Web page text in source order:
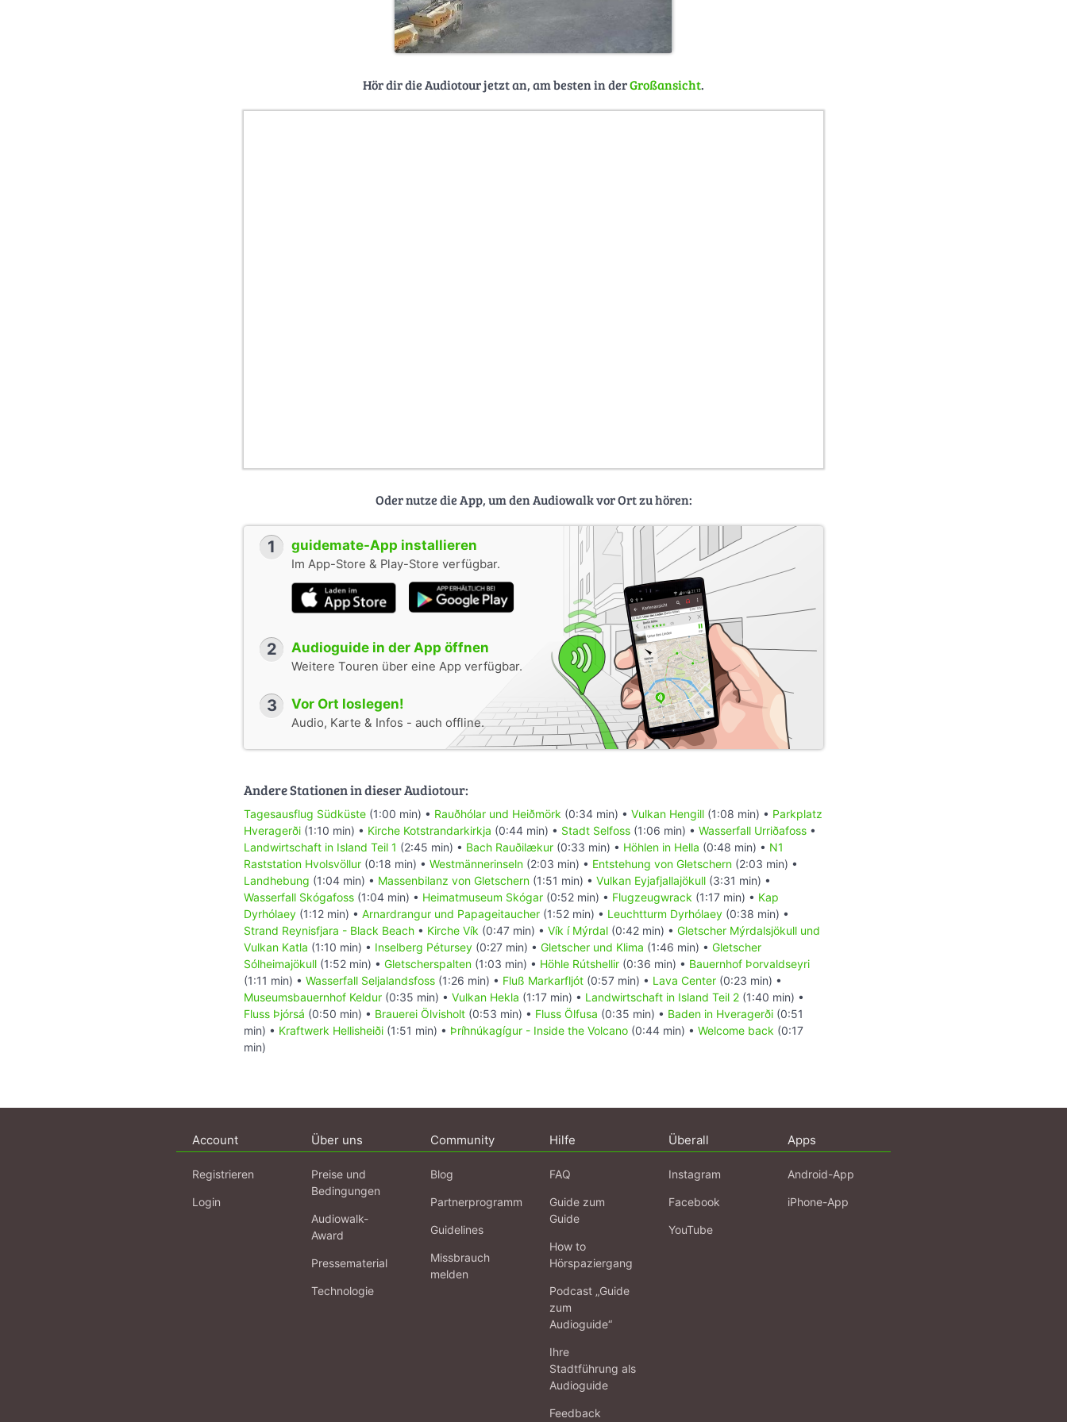
Hör dir die Audiotour jetzt an, am besten in derGroßansicht.
Oder nutze die App, um den Audiowalk vor Ort zu hören:
1 guidemate-App installieren
Im App-Store & Play-Store verfügbar.
2 Audioguide in der App öffnen
Weitere Touren über eine App verfügbar.
3 Vor Ort loslegen!
Audio, Karte & Infos - auch offline.
Andere Stationen in dieser Audiotour:
Tagesausflug Südküste (1:00 min) • Rauðhólar und Heiðmörk (0:34 min) • Vulkan Hengill (1:08 min) • Parkplatz
Hveragerði (1:10 min) • Kirche Kotstrandarkirkja (0:44 min) • Stadt Selfoss (1:06 min) • Wasserfall Urriðafoss •
Landwirtschaft in Island Teil 1 (2:45 min) • Bach Rauðilækur (0:33 min) • Höhlen in Hella (0:48 min) • N1
Raststation Hvolsvöllur (0:18 min) • Westmännerinseln (2:03 min) • Entstehung von Gletschern (2:03 min) •
Landhebung (1:04 min) • Massenbilanz von Gletschern (1:51 min) • Vulkan Eyjafjallajökull (3:31 min) •
Wasserfall Skógafoss (1:04 min) • Heimatmuseum Skógar (0:52 min) • Flugzeugwrack (1:17 min) • Kap
Dyrhólaey (1:12 min) • Arnardrangur und Papageitaucher (1:52 min) • Leuchtturm Dyrhólaey (0:38 min) •
Strand Reynisfjara - Black Beach • Kirche Vík (0:47 min) • Vík í Mýrdal (0:42 min) • Gletscher Mýrdalsjökull und
Vulkan Katla (1:10 min) • Inselberg Pétursey (0:27 min) • Gletscher und Klima (1:46 min) • Gletscher
Sólheimajökull (1:52 min) • Gletscherspalten (1:03 min) • Höhle Rútshellir (0:36 min) • Bauernhof Þorvaldseyri
(1:11 min) • Wasserfall Seljalandsfoss (1:26 min) • Fluß Markarfljót (0:57 min) • Lava Center (0:23 min) •
Museumsbauernhof Keldur (0:35 min) • Vulkan Hekla (1:17 min) • Landwirtschaft in Island Teil 2 (1:40 min) •
Fluss Þjórsá (0:50 min) • Brauerei Ölvisholt (0:53 min) • Fluss Ölfusa (0:35 min) • Baden in Hveragerði (0:51
min) • Kraftwerk Hellisheiði (1:51 min) • Þríhnúkagígur - Inside the Volcano (0:44 min) • Welcome back (0:17
min)
Account
Registrieren
Login
Über uns
Preise und
Bedingungen
Audiowalk-
Award
Pressematerial
Technologie
Community
Blog
Partnerprogramm
Guidelines
Missbrauch
melden
Hilfe
FAQ
Guide zum
Guide
How to
Hörspaziergang
Podcast „Guide
zum
Audioguide“
Ihre
Stadtführung als
Audioguide
Feedback
Überall
Instagram
Facebook
YouTube
Apps
Android-App
iPhone-App